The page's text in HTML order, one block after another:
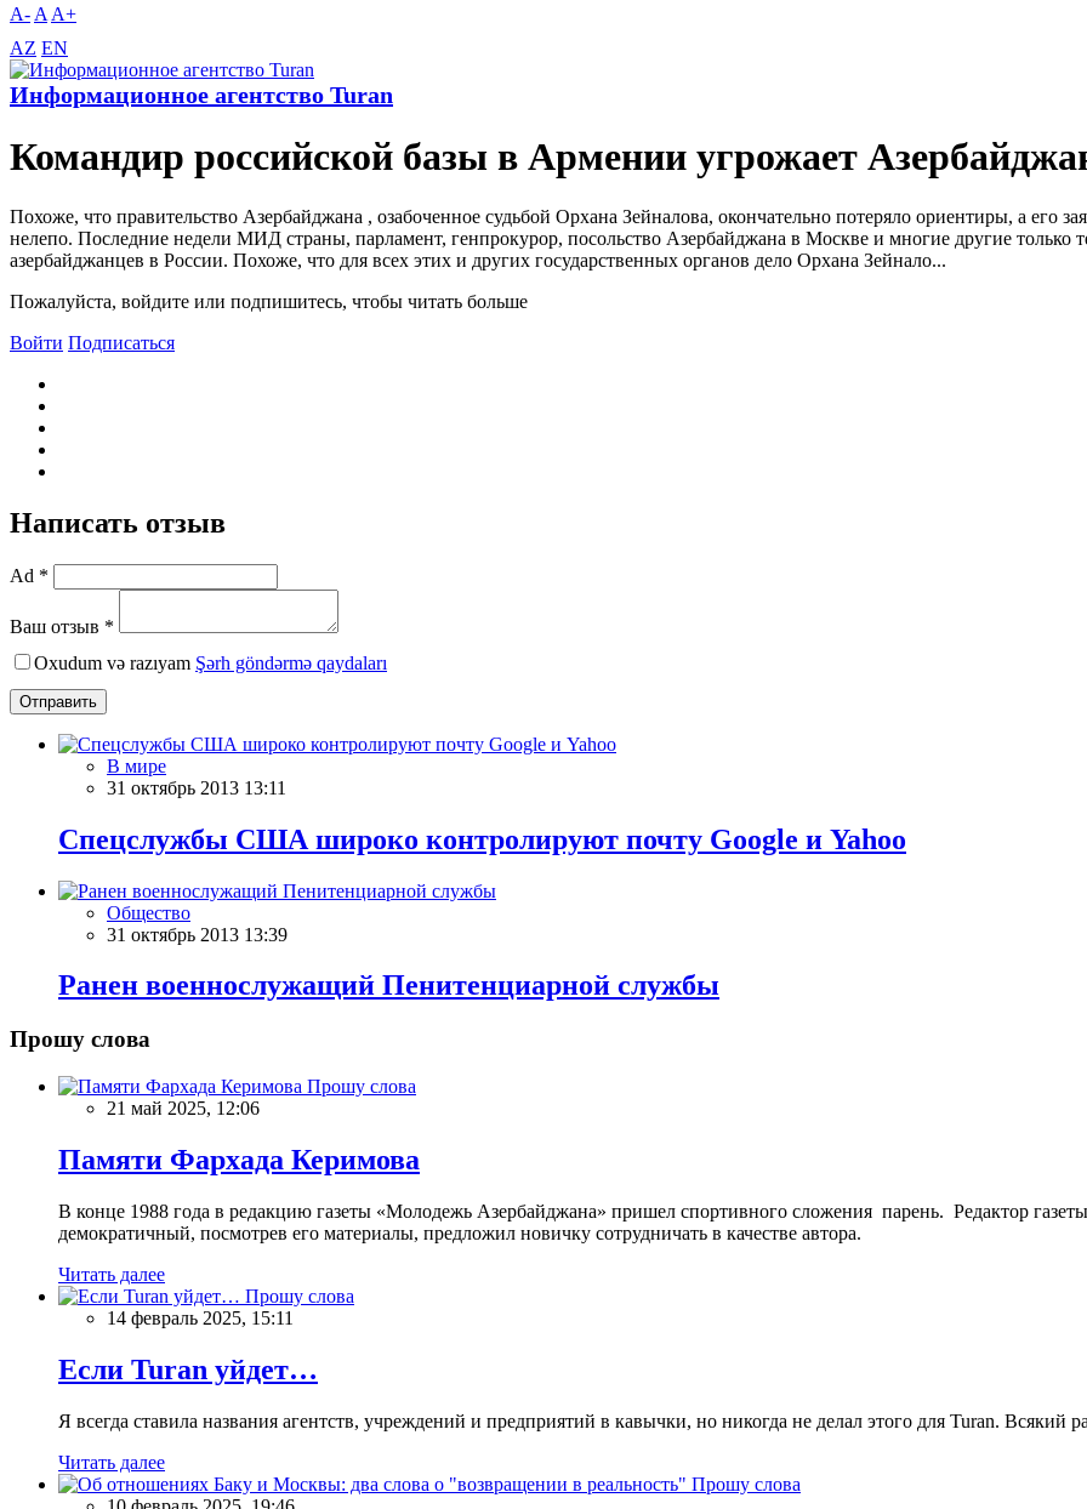
A- A A+
AZ EN
Информационное агентство Turan
Командир российской базы в Армении угрожает
Похоже, что правительство Азербайджана , озабоченное судьбой Орхана Зейналова, окончательно потеряло ориентиры, а его
нелепо. Последние недели МИД страны, парламент, генпрокурор, посольство Азербайджана в Москве и многие другие только
азербайджанцев в России. Похоже, что для всех этих и других государственных органов дело Орхана Зейнало...
Пожалуйста, войдите или подпишитесь, чтобы читать больше
Войти Подписаться
Написать отзыв
Ad *
Ваш отзыв *
Oxudum və razıyam Şərh göndərmə qaydaları
Отправить
В мире
31 октябрь 2013 13:11
Спецслужбы США широко контролируют почту Google и Yahoo
Общество
31 октябрь 2013 13:39
Ранен военнослужащий Пенитенциарной службы
Прошу слова
Прошу слова
21 май 2025, 12:06
Памяти Фархада Керимова
В конце 1988 года в редакцию газеты «Молодежь Азербайджана» пришел спортивного сложения парень. Редактор
демократичный, посмотрев его материалы, предложил новичку сотрудничать в качестве автора.
Читать далее
Прошу слова
14 февраль 2025, 15:11
Если Turan уйдет…
Я всегда ставила названия агентств, учреждений и предприятий в кавычки, но никогда не делал этого для Turan. Всякий
Читать далее
Прошу слова